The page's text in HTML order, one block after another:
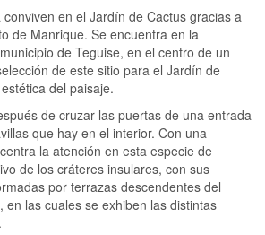
en el Jardín de Cactus gracias a
de Manrique. Se encuentra en la
de Teguise, en el centro de un
de este sitio para el Jardín de
del paisaje.
de cruzar las puertas de una entrada
que hay en el interior. Con una
la atención en esta especie de
de los cráteres insulares, con sus
por terrazas descendentes del
en las cuales se exhiben las distintas